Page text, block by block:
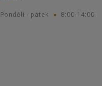
Pondělí - pátek 8:00-14:00